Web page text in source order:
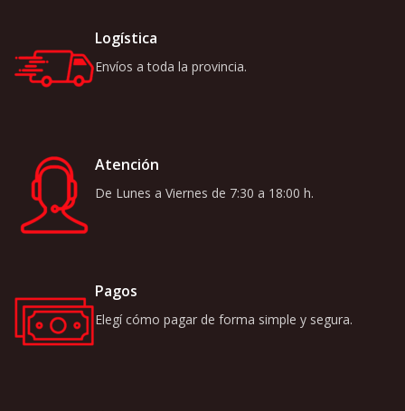
Logística
Envíos a toda la provincia.
Atención
De Lunes a Viernes de 7:30 a 18:00 h.
Pagos
Elegí cómo pagar de forma simple y segura.